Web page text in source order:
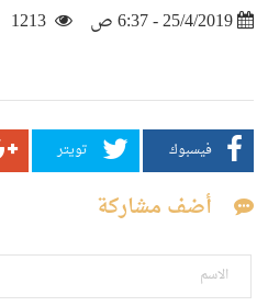
25/4/2019 - 6:37 ص 1213
فيسبوك تويتر
أضف مشاركة